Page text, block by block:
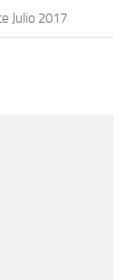
Julio 2017